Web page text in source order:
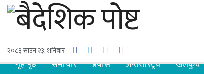
२०८३ साउन २३, शनिबार
गृह पृष्ठ समाचार प्रबास अन्तरास्ट्रिय खेलकुद